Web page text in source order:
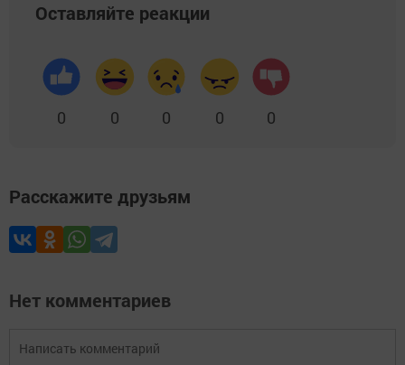
Оставляйте реакции
0 0 0 0 0
Расскажите друзьям
Нет комментариев